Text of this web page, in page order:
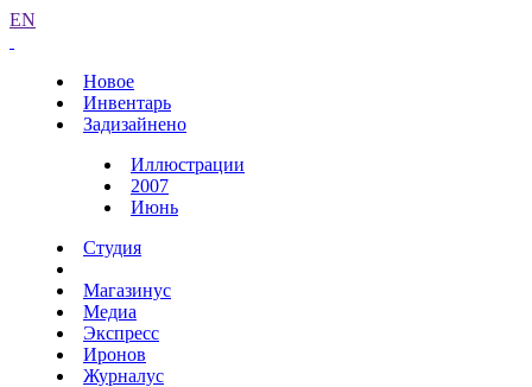
EN
Новое
Инвентарь
Задизайнено
Иллюстрации
2007
Июнь
Студия
Магазинус
Медиа
Экспресс
Иронов
Журналус